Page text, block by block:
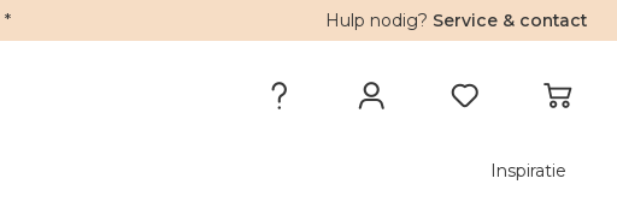
* Hulp nodig? Service & contact
Inspiratie